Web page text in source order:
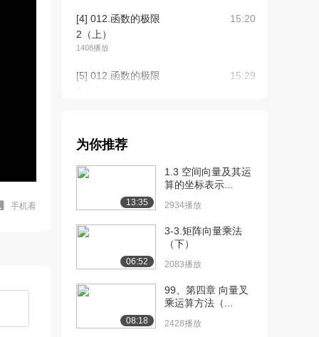
手机看
[4] 012.函数的极限
2（上）
1408播放
15:20
[5] 012.函数的极限
15:29
2（下）
[7] 017.函数的连续性
12:53
14:41
为你推荐
13:35
1.3 空间向量及其运
算的坐标表示...
2934播放
06:52
3-3.矩阵向量乘法
（下）
2083播放
08:18
99、第四章 向量叉
乘运算方法（...
2428播放